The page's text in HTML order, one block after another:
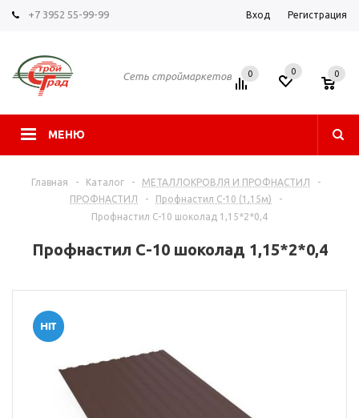
+7 3952 55-99-99 Вход Регистрация
Сеть строймаркетов
МЕНЮ
0 0 0
Главная - Каталог - МЕТАЛЛОКРОВЛЯ И ПРОФНАСТИЛ
-
ПРОФНАСТИЛ
- Профнастил С-10 (1,15м)
-
Профнастил С-10 шоколад 1,15*2*0,4
Профнастил С-10 шоколад 1,15*2*0,4